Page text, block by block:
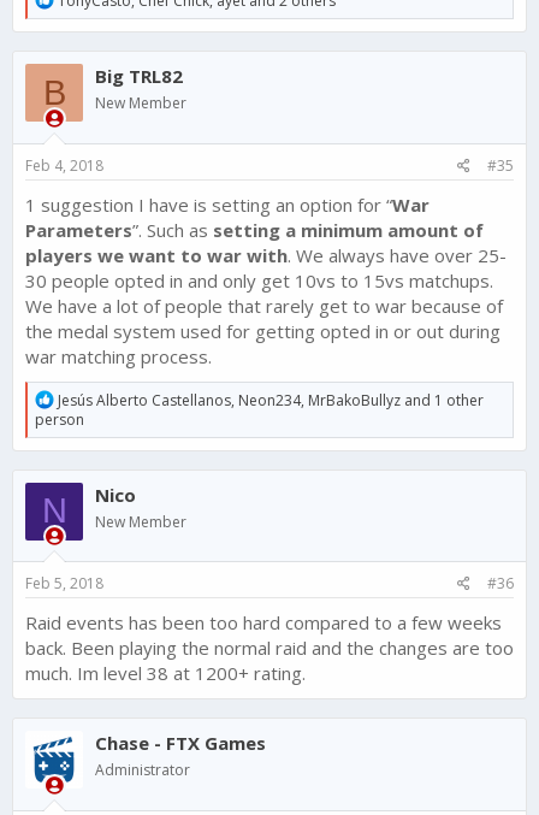
e
a
c
i
o
n
:
B Big TRL82
New Member
Feb 4, 2018 #35
1 suggestion I have is setting an option for “War
Parameters”. Such as setting a minimum amount of
players we want to war with. We always have over 25-
30 people opted in and only get 10vs to 15vs matchups.
We have a lot of people that rarely get to war because of
the medal system used for getting opted in or out during
war matching process.
R
e
a
c
t
o
n
s
Jesús Alberto Castellanos, Neon234, MrBakoBullyz and 1 other
person
N Nico
New Member
Feb 5, 2018 #36
Raid events has been too hard compared to a few weeks
back. Been playing the normal raid and the changes are too
much. Im level 38 at 1200+ rating.
Chase - FTX Games
Administrator